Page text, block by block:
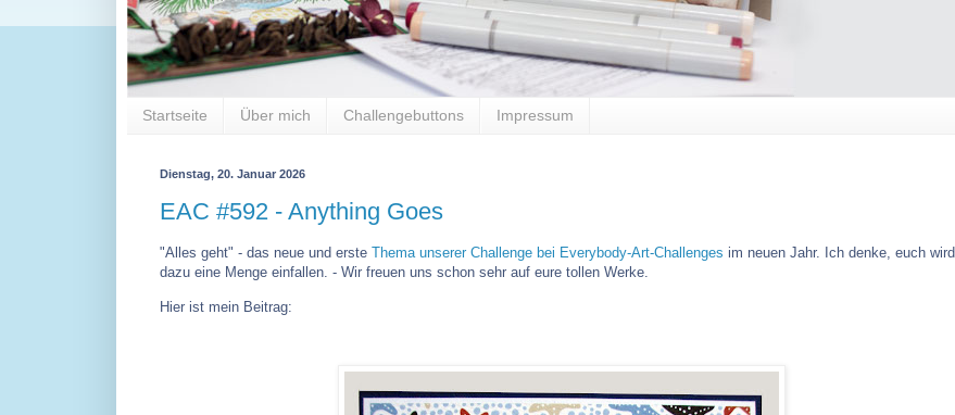
Startseite Über mich Challengebuttons Impressum
Dienstag, 20. Januar 2026
EAC #592 - Anything Goes
"Alles geht" - das neue und erste Thema unserer Challenge bei Everybody-Art-Challenges im neuen Jahr. Ich denke, euch wird
dazu eine Menge einfallen. - Wir freuen uns schon sehr auf eure tollen Werke.
Hier ist mein Beitrag: